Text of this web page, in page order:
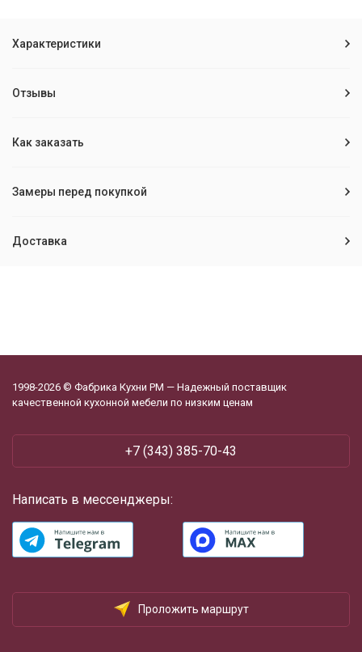
Характеристики
Отзывы
Как заказать
Замеры перед покупкой
Доставка
1998-2026 © Фабрика Кухни РМ — Надежный поставщик
качественной кухонной мебели по низким ценам
+7 (343) 385-70-43
Написать в мессенджеры:
Проложить маршрут